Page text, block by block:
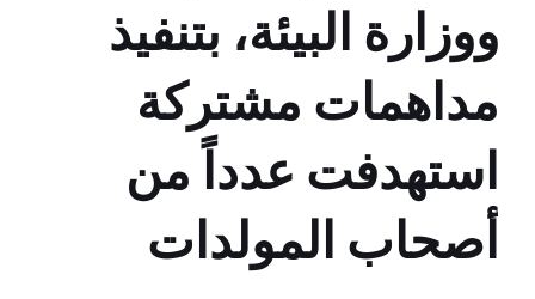
ووزارة البيئة، بتنفيذ
مداهمات مشتركة
استهدفت عدداً من
أصحاب المولدات